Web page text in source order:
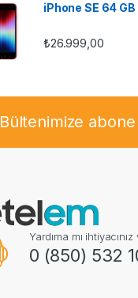
iPhone SE 64 GB
₺26.999,00
Bültenimize
Yardıma mı ihtiyacınız
0 (850) 532